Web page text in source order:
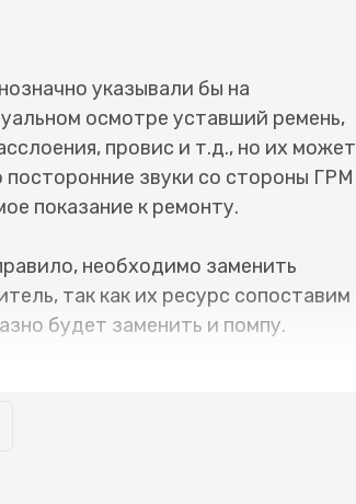
указывали бы на
осмотре уставший ремень,
провис и т.д., но их может
звуки со стороны ГРМ
показание к ремонту.
необходимо заменить
так как их ресурс сопоставим
будет заменить и помпу.
Обычно автомобиль можно